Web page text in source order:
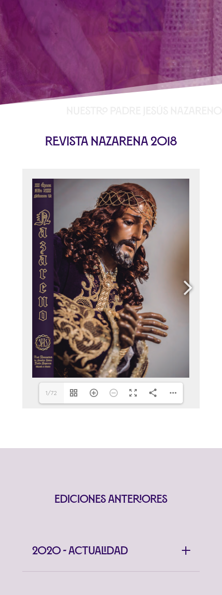
Revista Nazarena 2018
1/72
Ediciones Anteriores
2020 - Actualidad